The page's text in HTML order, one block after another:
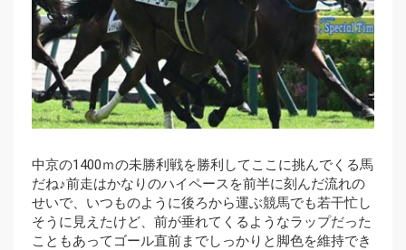
中京の1400ｍの未勝利戦を勝利してここに挑んでくる馬
だね♪前走はかなりのハイペースを前半に刻んだ流れの
せいで、いつものように後ろから運ぶ競馬でも若干忙し
そうに見えたけど、前が垂れてくるようなラップだった
こともあってゴール直前までしっかりと脚色を維持でき